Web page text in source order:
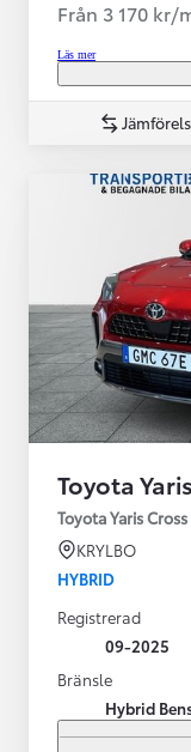
Från 3 170 kr/
Läs mer
Toyota
Toyota Yaris
KRYLBO
HYBRID
Registrerad
09-2025
Bränsle
Hybrid